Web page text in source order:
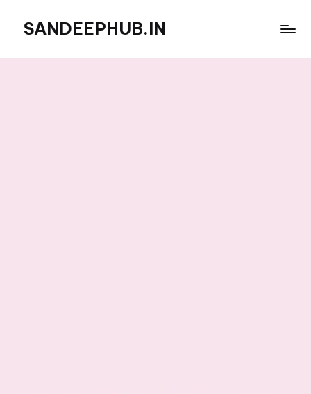
content
SANDEEPHUB.IN